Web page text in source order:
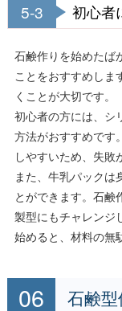
5-3 初心者
石鹸作りを始めたば
ことをおすすめしま
くことが大切です。
初心者の方には、シ
方法がおすすめです
しやすいため、失敗
また、牛乳パックは
とができます。石鹸
製型にもチャレンジ
始めると、材料の無
石鹸